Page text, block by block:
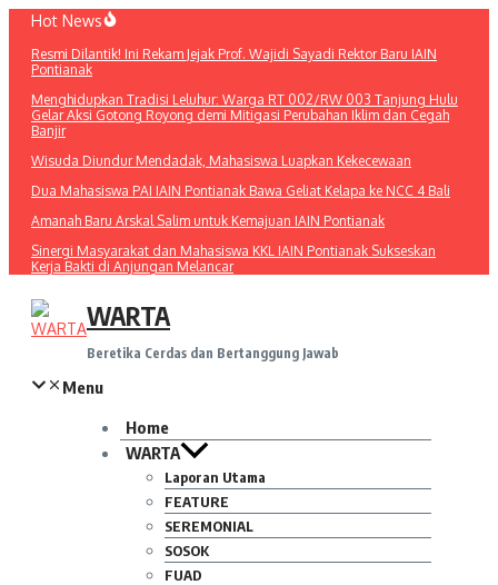
Lewati
konten
Hot News
Resmi Dilantik! Ini Rekam Jejak Prof. Wajidi Sayadi Rektor Baru IAIN
Pontianak
Menghidupkan Tradisi Leluhur: Warga RT 002/RW 003 Tanjung Hulu
Gelar Aksi Gotong Royong demi Mitigasi Perubahan Iklim dan Cegah
Banjir
Wisuda Diundur Mendadak, Mahasiswa Luapkan Kekecewaan
Dua Mahasiswa PAI IAIN Pontianak Bawa Geliat Kelapa ke NCC 4 Bali
Amanah Baru Arskal Salim untuk Kemajuan IAIN Pontianak
Sinergi Masyarakat dan Mahasiswa KKL IAIN Pontianak Sukseskan
Kerja Bakti di Anjungan Melancar
WARTA
Beretika Cerdas dan Bertanggung Jawab
Menu
Home
WARTA
Laporan Utama
FEATURE
SEREMONIAL
SOSOK
FUAD